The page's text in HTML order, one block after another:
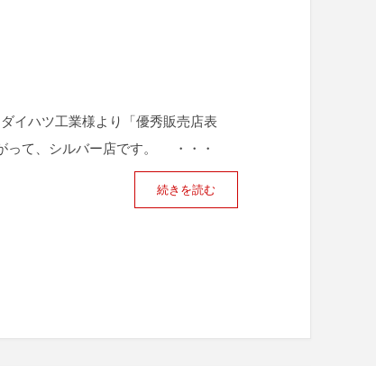
イハツ工業様より「優秀販売店表
って、シルバー店です。 ・・・
続きを読む